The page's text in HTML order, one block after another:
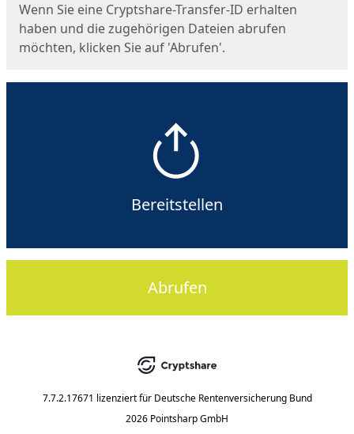
Wenn Sie eine Cryptshare-Transfer-ID erhalten
haben und die zugehörigen Dateien abrufen
möchten, klicken Sie auf 'Abrufen'.
Bereitstellen
Abrufen
7.7.2.17671 lizenziert für Deutsche Rentenversicherung Bund
2026 Pointsharp GmbH